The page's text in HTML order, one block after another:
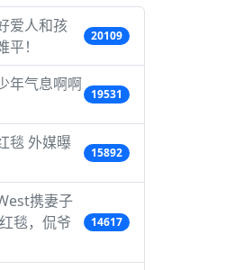
爱人和孩
！
20109
年气息啊啊
19531
毯 外媒曝
15892
携妻子
毯，侃爷
14617